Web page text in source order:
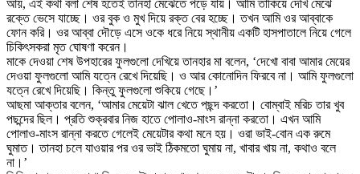
আয়, এই কথা বলা শেষ হতেই তানহা মেঝেতে পড়ে যায়। আমি তাকিয়ে দেখি মেঝে
রক্তে ভেসে যাচ্ছে। ওর বুক ও মুখ দিয়ে রক্ত বের হচ্ছে। তখন আমি ওর আব্বাকে
ফোন করি। ওর আব্বা দৌড়ে এসে ওকে ধরে নিয়ে স্থানীয় একটি হাসপাতালে নিয়ে গেলে
চিকিৎসকরা মৃত ঘোষণা করেন।
মাকে দেওয়া শেষ উপহারের ফুলগুলো দেখিয়ে তানহার মা বলেন, ‘দেখো বাবা আমার মেয়ের
দেওয়া ফুলগুলো আমি যত্নে রেখে দিয়েছি। ও আর কোনোদিন ফিরবে না। আমি ফুলগুলো
যত্নে রেখে দিয়েছি। কিন্তু ফুলগুলো শুকিয়ে গেছে।’
আছমা আক্তার বলেন, ‘আমার মেয়েটা ঝাল খেতে পছন্দ করতো। বোম্বাই মরিচ তার খুব
পছন্দের ছিল। প্রতি শুক্রবার নিজ হাতে পোলাও-মাংস রান্না করতো। এখন আমি
পোলাও-মাংস রান্না করতে গেলেই মেয়েটার কথা মনে হয়। ওরা ভাই-বোন এক রুমে
ঘুমাত। তানহা চলে যাওয়ার পর ওর ভাই ঠিকমতো ঘুমায় না, খাবার খায় না, কথাও বলে
না।’